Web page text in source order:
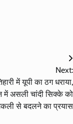
Next:
में यूपी का ठग धराया,
में असली चांदी सिक्के को
से बदलने का प्रयास